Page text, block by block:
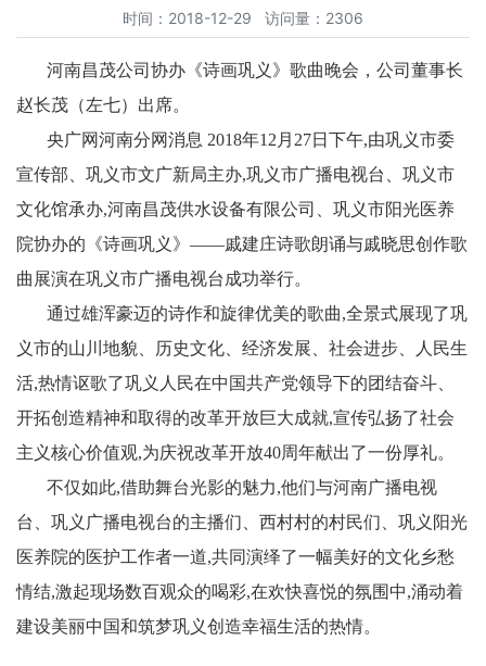
时间：2018-12-29 访问量：2306
河南昌茂公司协办《诗画巩义》歌曲晚会，公司董事长
赵长茂（左七）出席。
央广网河南分网消息 2018年12月27日下午,由巩义市委
宣传部、巩义市文广新局主办,巩义市广播电视台、巩义市
文化馆承办,河南昌茂供水设备有限公司、巩义市阳光医养
院协办的《诗画巩义》——戚建庄诗歌朗诵与戚晓思创作歌
曲展演在巩义市广播电视台成功举行。
通过雄浑豪迈的诗作和旋律优美的歌曲,全景式展现了巩
义市的山川地貌、历史文化、经济发展、社会进步、人民生
活,热情讴歌了巩义人民在中国共产党领导下的团结奋斗、
开拓创造精神和取得的改革开放巨大成就,宣传弘扬了社会
主义核心价值观,为庆祝改革开放40周年献出了一份厚礼。
不仅如此,借助舞台光影的魅力,他们与河南广播电视
台、巩义广播电视台的主播们、西村村的村民们、巩义阳光
医养院的医护工作者一道,共同演绎了一幅美好的文化乡愁
情结,激起现场数百观众的喝彩,在欢快喜悦的氛围中,涌动着
建设美丽中国和筑梦巩义创造幸福生活的热情。